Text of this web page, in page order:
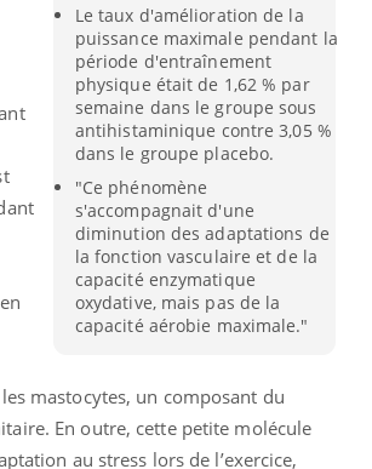
Le taux d'amélioration de la
puissance maximale pendant la
période d'entraînement
physique était de 1,62 % par
semaine dans le groupe sous
antihistaminique contre 3,05 %
dans le groupe placebo.
"Ce phénomène
s'accompagnait d'une
diminution des adaptations de
la fonction vasculaire et de la
capacité enzymatique
oxydative, mais pas de la
capacité aérobie maximale."
mastocytes, un composant du
En outre, cette petite molécule
au stress lors de l’exercice,